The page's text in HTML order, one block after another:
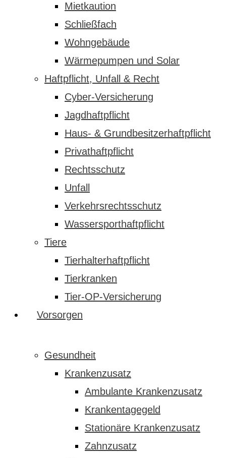
Mietkaution
Schließfach
Wohngebäude
Wärmepumpen und Solar
Haftpflicht, Unfall & Recht
Cyber-Versicherung
Jagdhaftpflicht
Haus- & Grundbesitzerhaftpflicht
Privathaftpflicht
Rechtsschutz
Unfall
Verkehrsrechtsschutz
Wassersporthaftpflicht
Tiere
Tierhalterhaftpflicht
Tierkranken
Tier-OP-Versicherung
Vorsorgen
Gesundheit
Krankenzusatz
Ambulante Krankenzusatz
Krankentagegeld
Stationäre Krankenzusatz
Zahnzusatz